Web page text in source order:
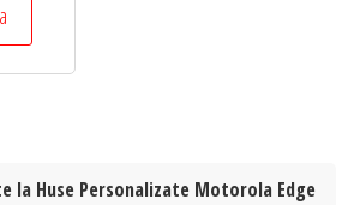
la Huse Personalizate Motorola Edge